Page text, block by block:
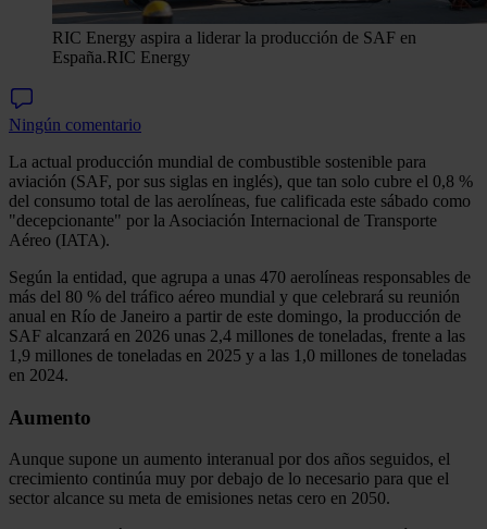
RIC Energy aspira a liderar la producción de SAF en
España.RIC Energy
Ningún comentario
La actual producción mundial de combustible sostenible para
aviación (SAF, por sus siglas en inglés), que tan solo cubre el 0,8 %
del consumo total de las aerolíneas, fue calificada este sábado como
"decepcionante" por la Asociación Internacional de Transporte
Aéreo (IATA).
Según la entidad, que agrupa a unas 470 aerolíneas responsables de
más del 80 % del tráfico aéreo mundial y que celebrará su reunión
anual en Río de Janeiro a partir de este domingo, la producción de
SAF alcanzará en 2026 unas 2,4 millones de toneladas, frente a las
1,9 millones de toneladas en 2025 y a las 1,0 millones de toneladas
en 2024.
Aumento
Aunque supone un aumento interanual por dos años seguidos, el
crecimiento continúa muy por debajo de lo necesario para que el
sector alcance su meta de emisiones netas cero en 2050.